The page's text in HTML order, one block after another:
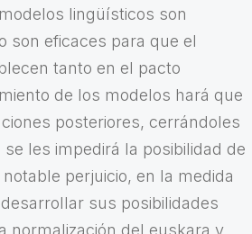
lingüísticos son
son eficaces para que el
tanto en el pacto
de los modelos hará que
posteriores, cerrándoles
les impedirá la posibilidad de
perjuicio, en la medida
sus posibilidades
normalización del euskara y,